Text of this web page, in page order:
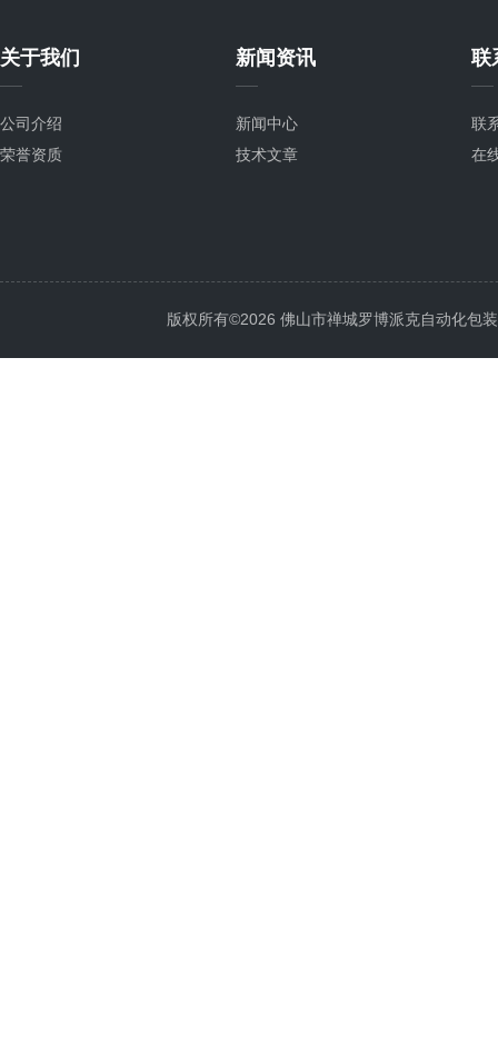
关于我们
公司介绍
荣誉资质
新闻资讯
新闻中心
技术文章
联
联
在
版权所有©2026 佛山市禅城罗博派克自动化